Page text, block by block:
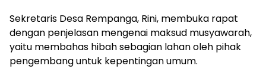
Sekretaris Desa Rempanga, Rini, membuka rapat
dengan penjelasan mengenai maksud musyawarah,
yaitu membahas hibah sebagian lahan oleh pihak
pengembang untuk kepentingan umum.